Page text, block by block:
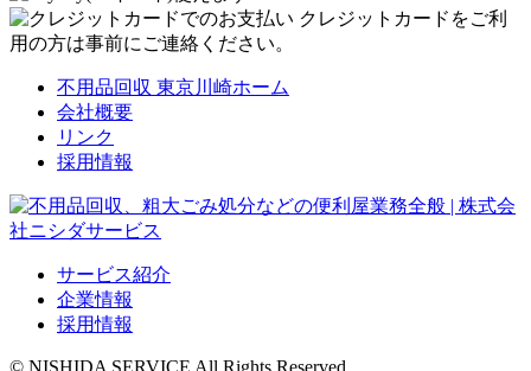
クレジットカードをご利
用の方は事前にご連絡ください。
不用品回収 東京川崎ホーム
会社概要
リンク
採用情報
サービス紹介
企業情報
採用情報
© NISHIDA SERVICE All Rights Reserved.